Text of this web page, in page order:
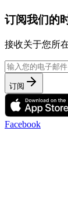
订阅我们的
接收关于您所
订阅
Facebook